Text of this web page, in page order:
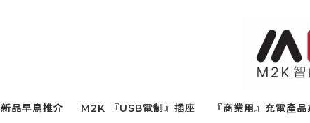
新品早鳥推介 M2K 『USB電制』插座 『商業用』充電產品